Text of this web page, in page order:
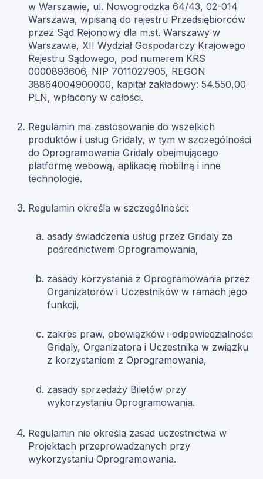
w Warszawie, ul. Nowogrodzka 64/43, 02-014
Warszawa, wpisaną do rejestru Przedsiębiorców
przez Sąd Rejonowy dla m.st. Warszawy w
Warszawie, XII Wydział Gospodarczy Krajowego
Rejestru Sądowego, pod numerem KRS
0000893606, NIP 7011027905, REGON
38864004900000, kapitał zakładowy: 54.550,00
PLN, wpłacony w całości.
Regulamin ma zastosowanie do wszelkich
produktów i usług Gridaly, w tym w szczególności
do Oprogramowania Gridaly obejmującego
platformę webową, aplikację mobilną i inne
technologie.
Regulamin określa w szczególności:
asady świadczenia usług przez Gridaly za
pośrednictwem Oprogramowania,
zasady korzystania z Oprogramowania przez
Organizatorów i Uczestników w ramach jego
funkcji,
zakres praw, obowiązków i odpowiedzialności
Gridaly, Organizatora i Uczestnika w związku
z korzystaniem z Oprogramowania,
zasady sprzedaży Biletów przy
wykorzystaniu Oprogramowania.
Regulamin nie określa zasad uczestnictwa w
Projektach przeprowadzanych przy
wykorzystaniu Oprogramowania.